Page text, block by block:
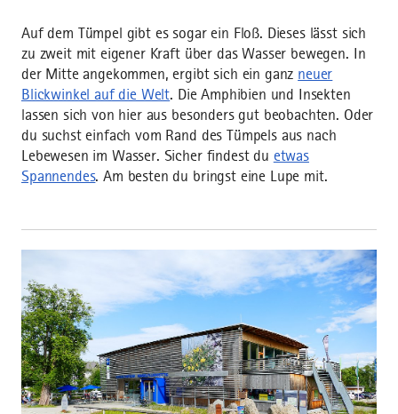
Auf dem Tümpel gibt es sogar ein Floß. Dieses lässt sich
zu zweit mit eigener Kraft über das Wasser bewegen. In
der Mitte angekommen, ergibt sich ein ganz neuer
Blickwinkel auf die Welt. Die Amphibien und Insekten
lassen sich von hier aus besonders gut beobachten. Oder
du suchst einfach vom Rand des Tümpels aus nach
Lebewesen im Wasser. Sicher findest du etwas
Spannendes. Am besten du bringst eine Lupe mit.